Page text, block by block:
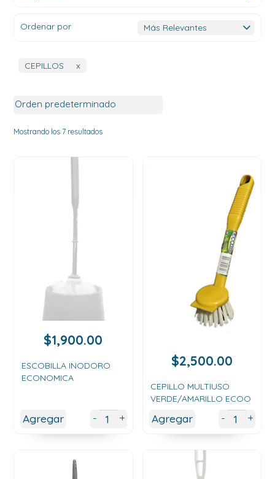
Ordenar por
CEPILLOS x
Mostrando los 7 resultados
$1,900.00
ESCOBILLA INODORO
ECONOMICA
Agregar - +
$2,500.00
CEPILLO MULTIUSO
VERDE/AMARILLO ECOO
Agregar - +